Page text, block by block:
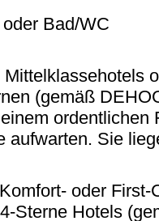
Bad/WC
(gemäß
ordentlichen
aufwarten. Sie
oder
Sterne Hotels